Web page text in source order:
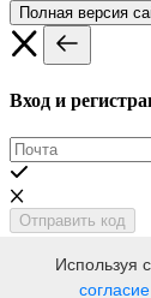
Полная версия
Вход и
Отправить код
Введите код
Используя